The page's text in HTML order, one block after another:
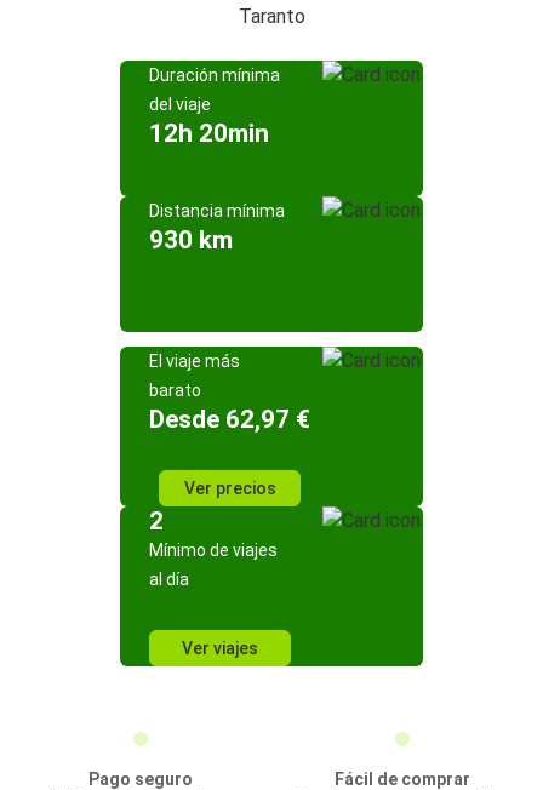
Taranto
Duración mínima
del viaje
12h 20min
Distancia mínima
930 km
El viaje más
barato
Desde 62,97 €
Ver precios
2
Mínimo de viajes
al día
Ver viajes
Pago seguro
Fácil de comprar